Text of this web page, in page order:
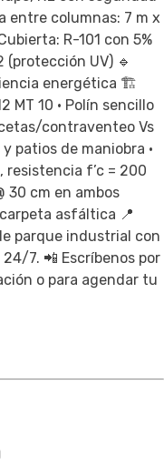
entre columnas: 7 m x
R-101 con 5%
UV) 🔹
energética 🏗
MT 10 • Polín sencillo
contraventeo Vs
patios de maniobra •
resistencia f’c = 200
30 cm en ambos
asfáltica 📍
parque industrial con
7. 📲 Escríbenos por
o para agendar tu